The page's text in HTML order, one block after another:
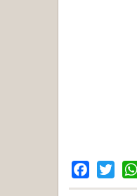
Facebook
Twitter